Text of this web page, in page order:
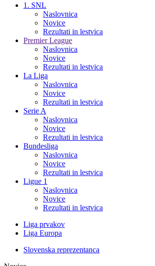
1. SNL
Naslovnica
Novice
Rezultati in lestvica
Premier League
Naslovnica
Novice
Rezultati in lestvica
La Liga
Naslovnica
Novice
Rezultati in lestvica
Serie A
Naslovnica
Novice
Rezultati in lestvica
Bundesliga
Naslovnica
Novice
Rezultati in lestvica
Ligue 1
Naslovnica
Novice
Rezultati in lestvica
Liga prvakov
Liga Europa
Slovenska reprezentanca